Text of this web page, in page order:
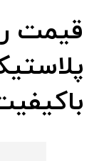
قیمت